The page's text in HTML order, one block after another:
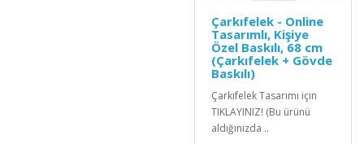
Çarkıfelek - Online
Tasarımlı, Kişiye
Özel Baskılı, 68 cm
(Çarkıfelek + Gövde
Baskılı)
Çarkıfelek Tasarımı için
TIKLAYINIZ! (Bu ürünü
aldığınızda ..